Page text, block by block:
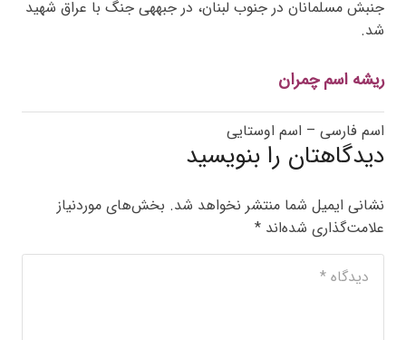
جنبش مسلمانان در جنوب لبنان، در جبههی جنگ با عراق شهید
شد.
ریشه اسم چمران
اسم فارسی – اسم اوستایی
دیدگاهتان را بنویسید
نشانی ایمیل شما منتشر نخواهد شد. بخش‌های موردنیاز
علامت‌گذاری شده‌اند *